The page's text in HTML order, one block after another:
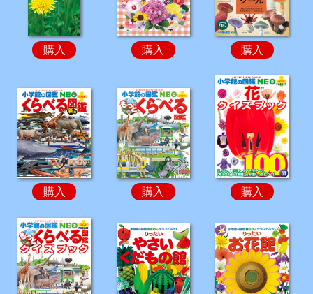
購入 購入 購入
購入 購入 購入